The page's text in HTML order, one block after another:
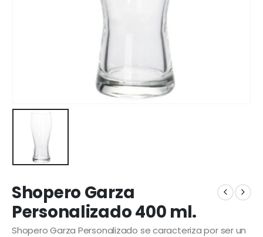
Shopero Garza
Personalizado 400 ml.
Shopero Garza Personalizado se caracteriza por ser un